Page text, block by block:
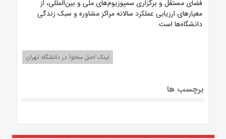
فضای مستقل و برگزاری سمپوزیوم‌های ملی و بین‌المللی، از
معیارهای ارزیابی عملکرد سالانه مراکز مشاوره و سبک زندگی
دانشگاه‌ها است.
لینک اصل محتوا در دانشگاه تهران
برچسب ها